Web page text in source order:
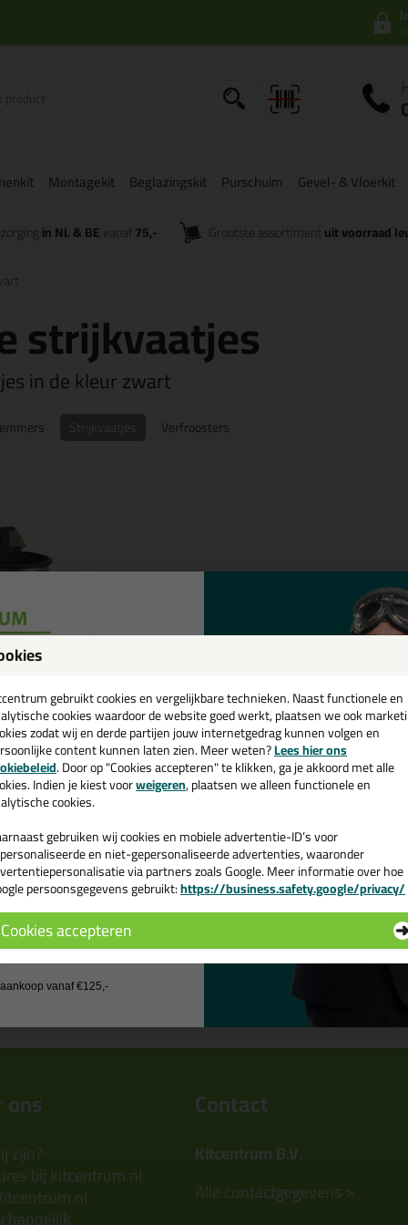
Montagekit Beglazingskit Purschuim Gevel- & Vloerkit
in NL & BEvanaf 75,- Grootste assortiment uit voorraad
strijkvaatjes
in de kleur zwart
Verfroosters
leren riem
en efficiënter
(2)
kopen? Bestel
Kitcentrum.nl
ook in de kleur zwart? Bestel je strijkvaatjes zwart daarom
ons
zijn?
bij kitcentrum.nl
Contact
Kitcentrum B.V.
Alle contactgegevens >
gebruikt cookies en vergelijkbare technieken. Naast functionele en
cookies waardoor de website goed werkt, plaatsen we ook
zodat wij en derde partijen jouw internetgedrag kunnen volgen en
content kunnen laten zien. Meer weten?Lees hier ons
. Door op "Cookies accepteren" te klikken, ga je akkoord met alle
Indien je kiest voorweigeren, plaatsen we alleen functionele en
cookies.
gebruiken wij cookies en mobiele advertentie-ID’s voor
en niet-gepersonaliseerde advertenties, waaronder
via partners zoals Google. Meer informatie over hoe
persoonsgegevens gebruikt:https://business.safety.google/privacy/
Cookies accepteren
💚
en ontvang een
€35,-bij je eerste bestelling!
de actiecode ›
geen cadeau
vanaf €125,-